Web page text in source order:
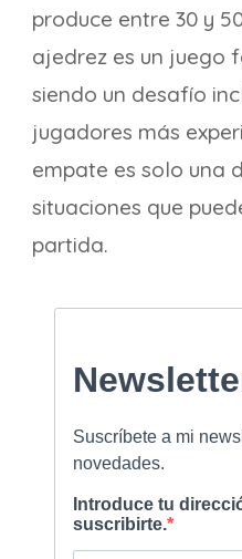
produce entre 30 y
ajedrez es un juego
siendo un desafío
jugadores más
empate es solo una
situaciones que
partida.